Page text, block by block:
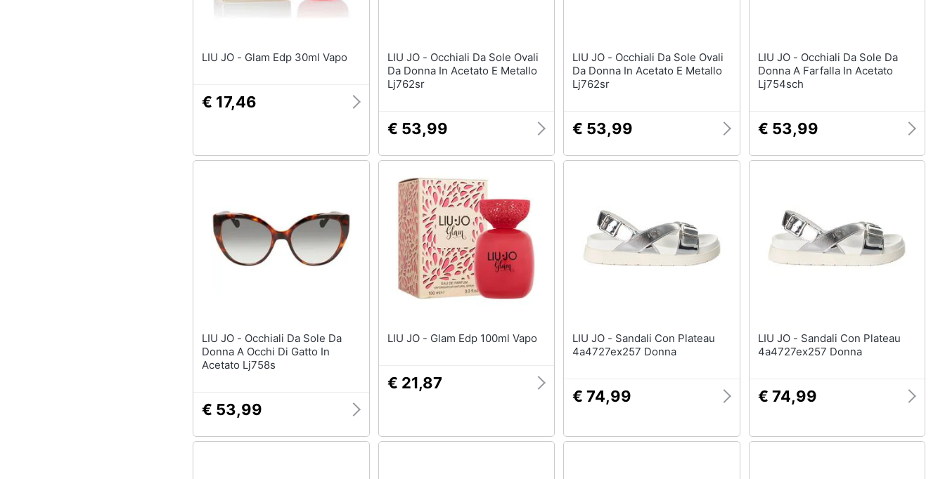
LIU JO - Glam Edp 30ml Vapo
€ 17,46
LIU JO - Occhiali Da Sole Ovali
Da Donna In Acetato E Metallo
Lj762sr
€ 53,99
LIU JO - Occhiali Da Sole Ovali
Da Donna In Acetato E Metallo
Lj762sr
€ 53,99
LIU JO - Occhiali Da Sole Da
Donna A Farfalla In Acetato
Lj754sch
€ 53,99
LIU JO - Occhiali Da Sole Da
Donna A Occhi Di Gatto In
Acetato Lj758s
€ 53,99
LIU JO - Glam Edp 100ml Vapo
€ 21,87
LIU JO - Sandali Con Plateau
4a4727ex257 Donna
€ 74,99
LIU JO - Sandali Con Plateau
4a4727ex257 Donna
€ 74,99